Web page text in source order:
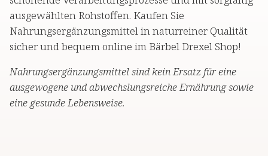
ausgewählten Rohstoffen. Kaufen Sie
Nahrungsergänzungsmittel in naturreiner Qualität
sicher und bequem online im Bärbel Drexel Shop!
Nahrungsergänzungsmittel sind kein Ersatz für eine
ausgewogene und abwechslungsreiche Ernährung sowie
eine gesunde Lebensweise.